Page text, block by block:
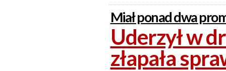
Miał ponad dwa
Uderzył w
złapała